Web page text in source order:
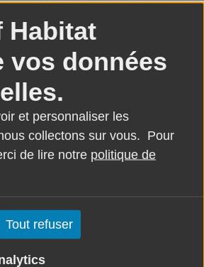
Habitat
vos données
et personnaliser les
collectons sur vous. Pour
de lire notre politique de
Tout refuser
logements sociaux qui
patrimoine de la SAIEM. Les
emménagent dès le lendemain.
HABITAT